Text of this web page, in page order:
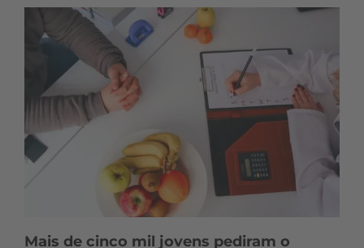
Mais de cinco mil jovens pediram o